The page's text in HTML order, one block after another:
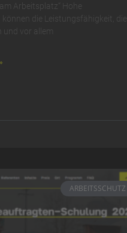
Arbeitsplatz“ Hohe
die Leistungsfähigkeit, die
vor allem
ARBEITSSCHUTZ